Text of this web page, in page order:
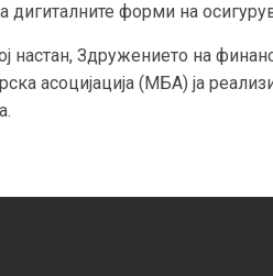
дигиталните форми на
настан, Здружението на
асоцијација (МБА) ја